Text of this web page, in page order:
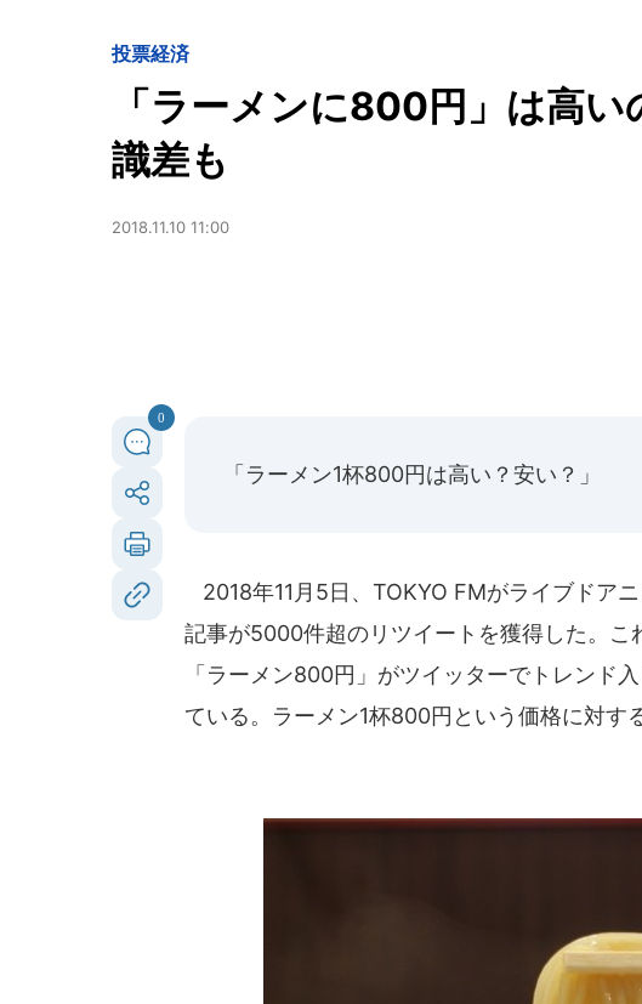
投票経済
「ラーメンに800円」は高
識差も
2018.11.10 11:00
0
「ラーメン1杯800円は高い？安い？」
2018年11月5日、TOKYO FMがライブドア
記事が5000件超のリツイートを獲得した。こ
「ラーメン800円」がツイッターでトレンド
ている。ラーメン1杯800円という価格に対